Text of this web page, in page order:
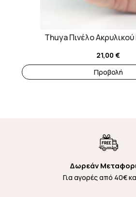
Thuya Πινέλo Ακρυλικού
21,00€
Προβολή
Δωρεάν
Για αγορές από 40€